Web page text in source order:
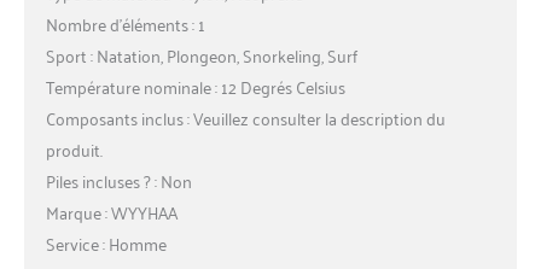
Nombre d’éléments : 1
Sport : Natation, Plongeon, Snorkeling, Surf
Température nominale : 12 Degrés Celsius
Composants inclus : Veuillez consulter la description du
produit.
Piles incluses ? : Non
Marque : WYYHAA
Service : Homme